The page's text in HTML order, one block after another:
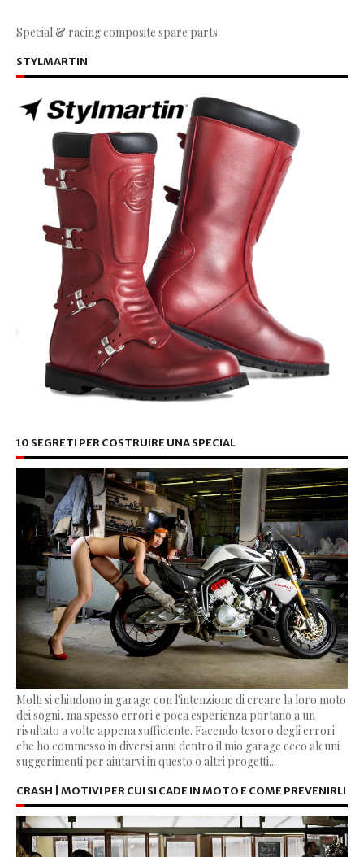
Special & racing composite spare parts
STYLMARTIN
10 SEGRETI PER COSTRUIRE UNA SPECIAL
Molti si chiudono in garage con l'intenzione di creare la loro moto
dei sogni, ma spesso errori e poca esperienza portano a un
risultato a volte appena sufficiente. Facendo tesoro degli errori
che ho commesso in diversi anni dentro il mio garage ecco alcuni
suggerimenti per aiutarvi in questo o altri progetti...
CRASH | MOTIVI PER CUI SI CADE IN MOTO E COME PREVENIRLI